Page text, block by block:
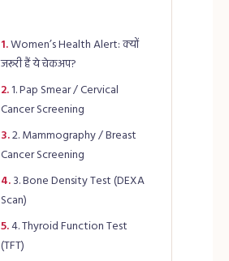
Women’s Health Alert: क्यों
जरूरी हैं ये चेकअप?
1. Pap Smear / Cervical
Cancer Screening
2. Mammography / Breast
Cancer Screening
3. Bone Density Test (DEXA
Scan)
4. Thyroid Function Test
(TFT)